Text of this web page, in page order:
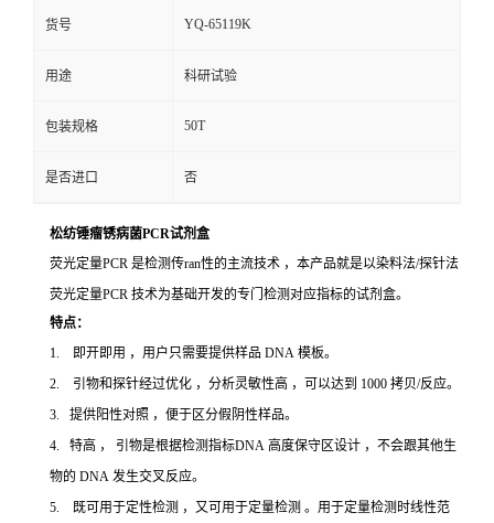
货号 YQ-65119K
用途 科研试验
包装规格 50T
是否进口 否
松纺锤瘤锈病菌PCR试剂盒
荧光定量PCR 是检测传ran性的主流技术 ，本产品就是以染料法/探针法
荧光定量PCR 技术为基础开发的专门检测对应指标的试剂盒。
特点：
1. 即开即用 ，用户只需要提供样品 DNA 模板。
2. 引物和探针经过优化 ，分析灵敏性高 ，可以达到 1000 拷贝/反应。
3. 提供阳性对照 ，便于区分假阴性样品。
4. 特高 ， 引物是根据检测指标DNA 高度保守区设计 ，不会跟其他生
物的 DNA 发生交叉反应。
5. 既可用于定性检测 ，又可用于定量检测 。用于定量检测时线性范